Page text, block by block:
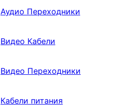
Аудио Переходники
Видео Кабели
Видео Переходники
Кабели питания